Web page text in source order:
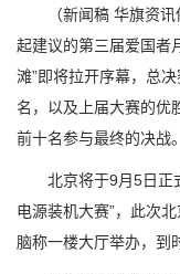
（新闻稿 华旗资讯
起建议的第三届爱国者
滩”即将拉开序幕，总
名，以及上届大赛的优
前十名参与最终的决战。
北京将于9月5日正式
电源装机大赛”，此次
脑称一楼大厅举办，到